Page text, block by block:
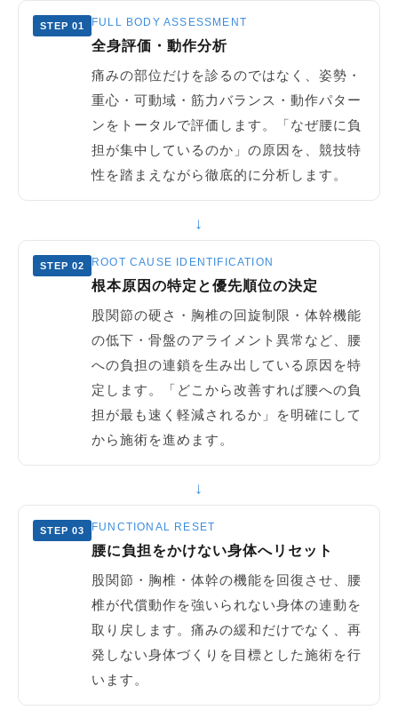
STEP 01 FULL BODY ASSESSMENT
全身評価・動作分析
痛みの部位だけを診るのではなく、姿勢・
重心・可動域・筋力バランス・動作パター
ンをトータルで評価します。「なぜ腰に負
担が集中しているのか」の原因を、競技特
性を踏まえながら徹底的に分析します。
↓
STEP 02 ROOT CAUSE IDENTIFICATION
根本原因の特定と優先順位の決定
股関節の硬さ・胸椎の回旋制限・体幹機能
の低下・骨盤のアライメント異常など、腰
への負担の連鎖を生み出している原因を特
定します。「どこから改善すれば腰への負
担が最も速く軽減されるか」を明確にして
から施術を進めます。
↓
STEP 03 FUNCTIONAL RESET
腰に負担をかけない身体へリセット
股関節・胸椎・体幹の機能を回復させ、腰
椎が代償動作を強いられない身体の連動を
取り戻します。痛みの緩和だけでなく、再
発しない身体づくりを目標とした施術を行
います。